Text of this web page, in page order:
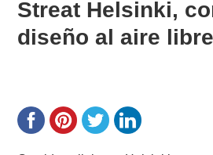
Streat Helsinki,
diseño al aire libre